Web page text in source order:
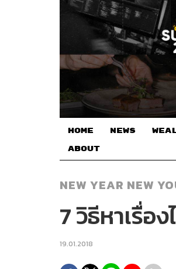
HOME NEWS
ABOUT
NEW YEAR NEW
7 วิธีหาเรื่
19.01.2018